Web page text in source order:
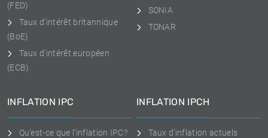
(FED)
Taux d'intérêt britannique
(BoE)
Taux d'intérêt européen
(ECB)
SONIA
TONAR
INFLATION IPC
Qu'est-ce que l'inflation IPC?
INFLATION IPCH
Taux d'inflation actuels